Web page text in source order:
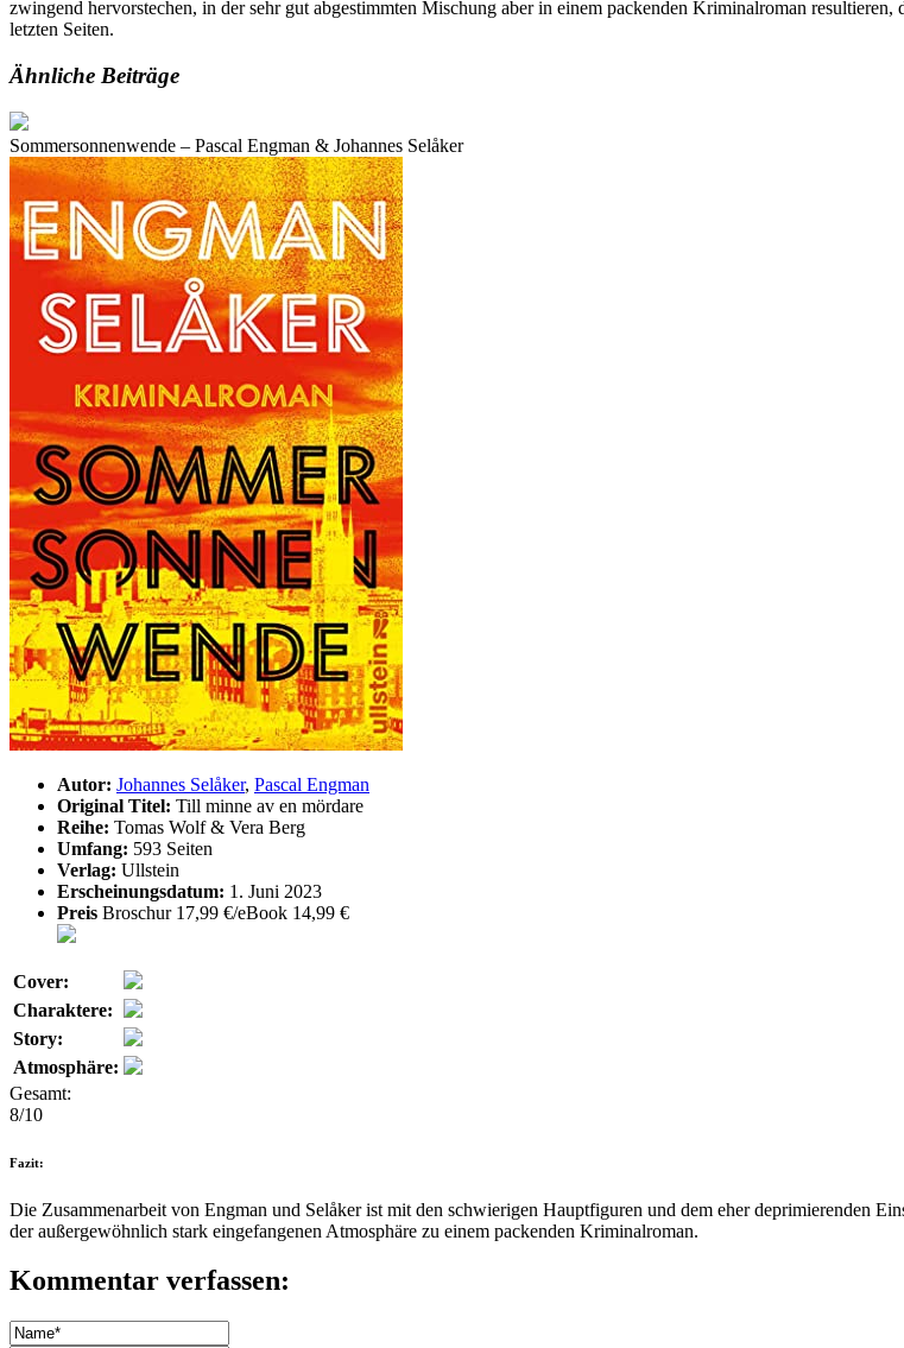
zwingend hervorstechen, in der sehr gut abgestimmten Mischung aber in einem packenden Kriminalroman
letzten Seiten.
Ähnliche Beiträge
Sommersonnenwende – Pascal Engman & Johannes Selåker
Autor: Johannes Selåker, Pascal Engman
Original Titel: Till minne av en mördare
Reihe: Tomas Wolf & Vera Berg
Umfang: 593 Seiten
Verlag: Ullstein
Erscheinungsdatum: 1. Juni 2023
Preis Broschur 17,99 €/eBook 14,99 €
Cover:
Charaktere:
Story:
Atmosphäre:
Gesamt:
8/10
Fazit:
Die Zusammenarbeit von Engman und Selåker ist mit den schwierigen Hauptfiguren und dem eher deprimierenden
der außergewöhnlich stark eingefangenen Atmosphäre zu einem packenden Kriminalroman.
Kommentar verfassen: